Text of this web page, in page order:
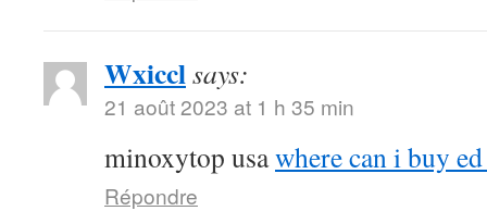
Wxicclsays:
21 août 2023 at 1 h 35 min
minoxytop usawhere can i buy
Répondre